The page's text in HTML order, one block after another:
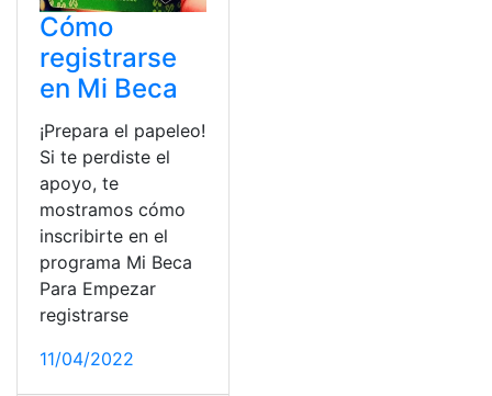
Cómo
registrarse
en Mi Beca
¡Prepara el papeleo!
Si te perdiste el
apoyo, te
mostramos cómo
inscribirte en el
programa Mi Beca
Para Empezar
registrarse
11/04/2022